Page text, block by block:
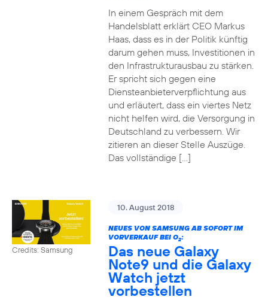
In einem Gespräch mit dem
Handelsblatt erklärt CEO Markus
Haas, dass es in der Politik künftig
darum gehen muss, Investitionen in
den Infrastrukturausbau zu stärken.
Er spricht sich gegen eine
Diensteanbieterverpflichtung aus
und erläutert, dass ein viertes Netz
nicht helfen wird, die Versorgung in
Deutschland zu verbessern. Wir
zitieren an dieser Stelle Auszüge.
Das vollständige […]
Credits: Samsung
10. August 2018
NEUES VON SAMSUNG AB SOFORT IM
VORVERKAUF BEI O2:
Das neue Galaxy
Note9 und die Galaxy
Watch jetzt
vorbestellen